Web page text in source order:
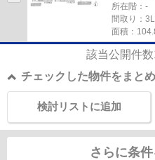
所在階：-
間取り：
面積：
該当公開件数
チェックした物件をまと
検討リストに追加
さらに条